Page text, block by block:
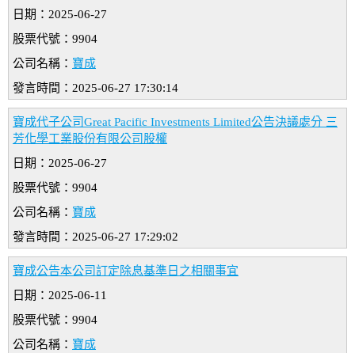
日期：2025-06-27
股票代號：9904
公司名稱： 寶成
發言時間：2025-06-27 17:30:14
寶成代子公司Great Pacific Investments Limited公告決議處分 三
芳化學工業股份有限公司股權
日期：2025-06-27
股票代號：9904
公司名稱： 寶成
發言時間：2025-06-27 17:29:02
寶成公告本公司訂定除息基準日之相關事宜
日期：2025-06-11
股票代號：9904
公司名稱： 寶成